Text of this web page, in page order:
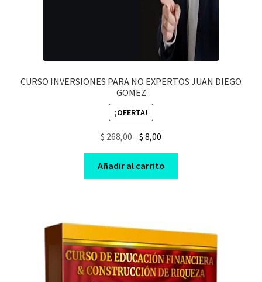
CURSO INVERSIONES PARA NO EXPERTOS JUAN DIEGO
GOMEZ
¡OFERTA!
$268,00 Original
was:
$ 268,00.
$ 8,00
is:
$ 8,00.
Añadir al carrito